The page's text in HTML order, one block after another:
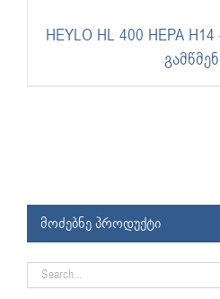
HEYLO HL 400 HEPA
მოძებნე პროდუქტი